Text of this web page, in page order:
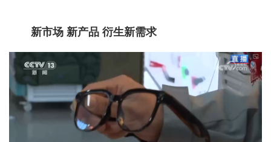
新市场 新产品 衍生新需求